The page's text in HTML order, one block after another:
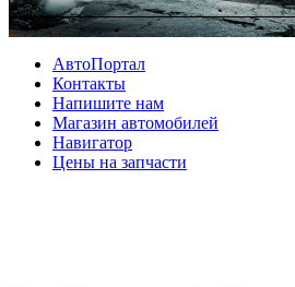
АвтоПортал
Контакты
Напишите нам
Магазин автомобилей
Навигатор
Цены на запчасти